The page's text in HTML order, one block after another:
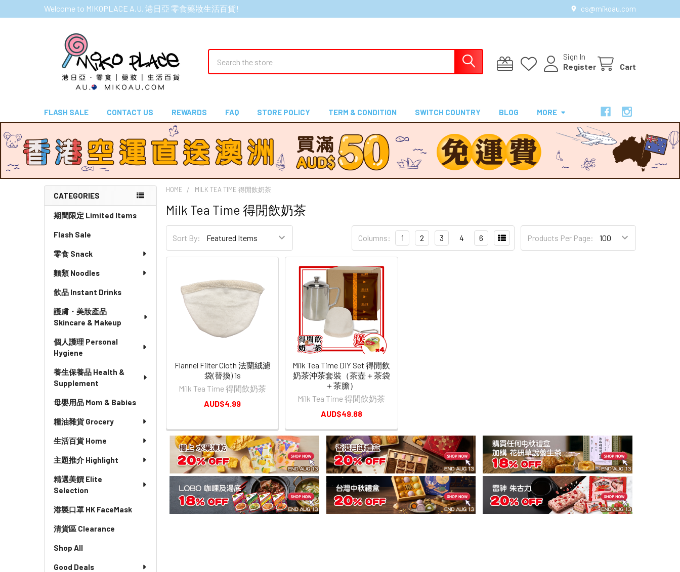
Welcome to MIKOPLACE A.U. 港日亞 零食藥妝生活百貨! cs@mikoau.com
Sign In
Register
Cart
FLASH SALE CONTACT US REWARDS FAQ STORE POLICY TERM & CONDITION SWITCH COUNTRY BLOG MORE
Sidebar
CATEGORIES
期間限定 Limited Items
Flash Sale
零食 Snack
麵類 Noodles
飲品 Instant Drinks
護膚・美妝產品
Skincare & Makeup
個人護理 Personal
Hygiene
養生保養品 Health &
Supplement
母嬰用品 Mom & Babies
糧油雜貨 Grocery
生活百貨 Home
主題推介 Highlight
精選美饌 Elite
Selection
港製口罩 HK FaceMask
清貨區 Clearance
Shop All
Good Deals
HOME MILK TEA TIME 得閒飲奶茶
Milk Tea Time 得閒飲奶茶
Sort By: Products Per Page:
Columns: 1 2 3 4 6
Flannel Filter Cloth 法蘭絨濾
袋(替換) 1s
Milk Tea Time 得閒飲奶茶
AUD$4.99
Milk Tea Time DIY Set 得閒飲
奶茶沖茶套裝（茶壺＋茶袋
＋茶膽）
Milk Tea Time 得閒飲奶茶
AUD$49.88